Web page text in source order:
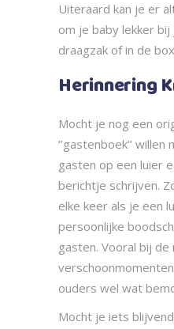
Uiteraard kan je er
om je baby lekker
draagzak of in de
Herinnering
Mocht je nog een
‘’gastenboek’’
gasten op een luier
berichtje schrijven.
elke keer als je een
persoonlijke
gasten. Vooral bij de
ouders wel wat
Mocht je iets